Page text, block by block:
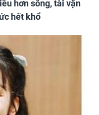
hơn sông, tài vận
hết khổ